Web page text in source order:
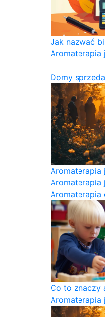
Jak nazwać
Aromaterapia
Domy
Aromaterapia
Aromaterapia
Aromaterapia
Co to znaczy
Aromaterapia